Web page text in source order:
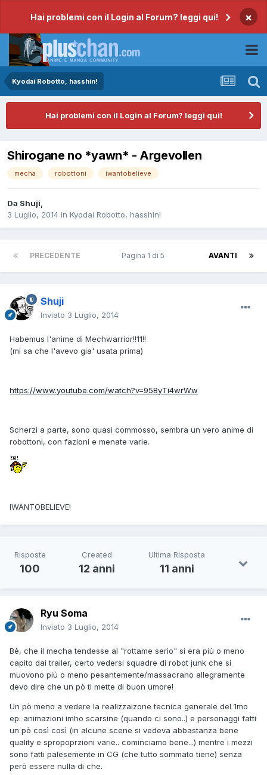
Hai problemi con il Login al Forum? leggi qui! ×
Kyodai Robotto, hasshin!
Hai problemi con il Login al Forum? leggi qui!
Shirogane no *yawn* - Argevollen
mecha robottoni iwantobelieve
Da Shuji,
3 Luglio, 2014 in Kyodai Robotto, hasshin!
PRECEDENTE AVANTI
Pagina 1 di 5
Shuji
Inviato 3 Luglio, 2014
Habemus l'anime di Mechwarrior!!11!!
(mi sa che l'avevo gia' usata prima)
https://www.youtube.com/watch?v=95ByTi4wrWw
Scherzi a parte, sono quasi commosso, sembra un vero anime di
robottoni, con fazioni e menate varie.
IWANTOBELIEVE!
Risposte
100
Created
12 anni
Ultima Risposta
11 anni
Ryu Soma
Inviato 3 Luglio, 2014
Bè, che il mecha tendesse al "rottame serio" si era più o meno
capito dai trailer, certo vedersi squadre di robot junk che si
muovono più o meno pesantemente/massacrano allegramente
devo dire che un pò ti mette di buon umore!
Un pò meno a vedere la realizzaizone tecnica generale del 1mo
ep: animazioni imho scarsine (quando ci sono..) e personaggi fatti
un pò così così (in alcune scene si vedeva abbastanza bene
quality e spropoprzioni varie.. cominciamo bene...) mentre i mezzi
sono fatti palesemente in CG (che tutto sommato tiene) senza
però essere nulla di che.